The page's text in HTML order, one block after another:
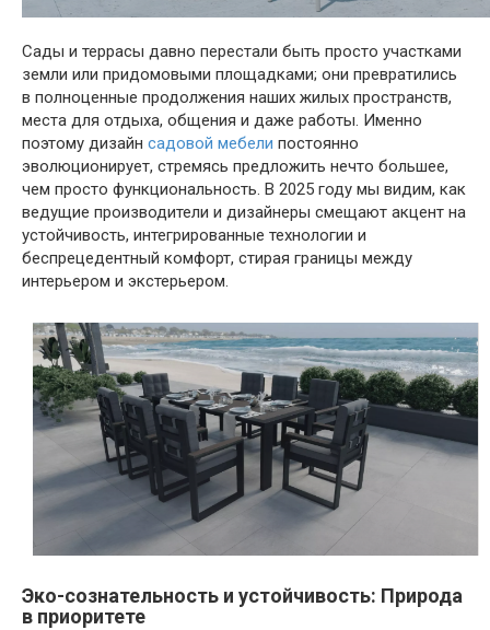
Сады и террасы давно перестали быть просто участками
земли или придомовыми площадками; они превратились
в полноценные продолжения наших жилых пространств,
места для отдыха, общения и даже работы. Именно
поэтому дизайн садовой мебели постоянно
эволюционирует, стремясь предложить нечто большее,
чем просто функциональность. В 2025 году мы видим, как
ведущие производители и дизайнеры смещают акцент на
устойчивость, интегрированные технологии и
беспрецедентный комфорт, стирая границы между
интерьером и экстерьером.
Эко-сознательность и устойчивость: Природа
в приоритете